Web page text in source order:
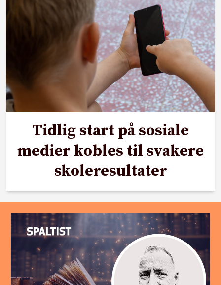
Tidlig start på sosiale
medier kobles til svakere
skoleresultater